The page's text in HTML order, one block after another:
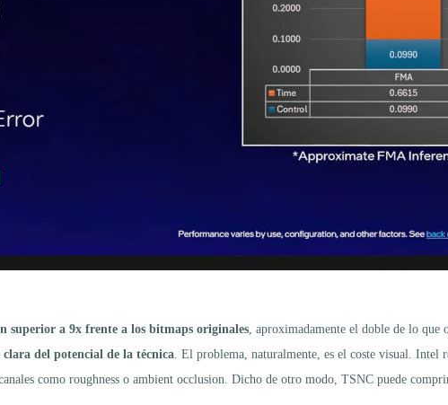
superior a 9x frente a los bitmaps originales , aproximadamente el doble de lo que
del potencial de la técnica . El problema, naturalmente, es el coste visual. Intel
como roughness o ambient occlusion. Dicho de otro modo, TSNC puede